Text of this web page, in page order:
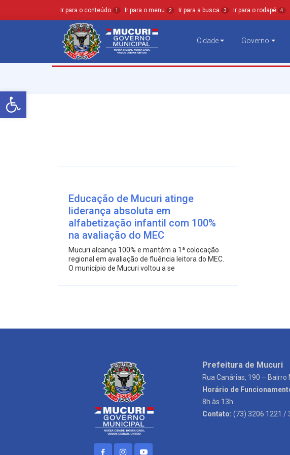
Barra de Ferramentas Aberta
Ir para o conteúdo 1 Ir para o menu 2 Ir para a busca 3 Ir para o rodapé 4
Cidade Governo
Educação de Mucuri atinge
liderança absoluta em
alfabetização infantil com 100%
na avaliação do MEC
Mucuri alcança 100% e mantém a 1ª colocação
regional em avaliação de fluência leitora do MEC.
O município de Mucuri voltou a se
Prefeitura de Mucuri
Rua Canárias, 190 – Bairro
Horário de
8h às 13h.
Contato: (73) 3206 1221 /